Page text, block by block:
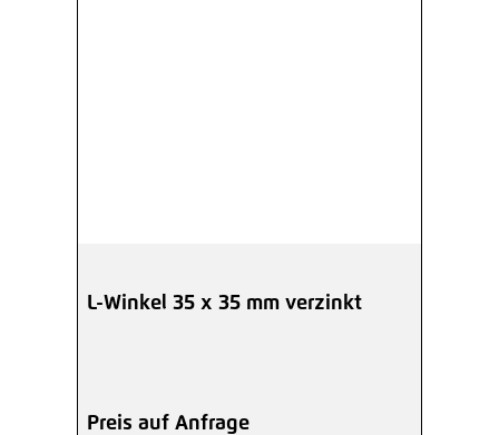
L-Winkel 35 x 35 mm verzinkt
Preis auf Anfrage